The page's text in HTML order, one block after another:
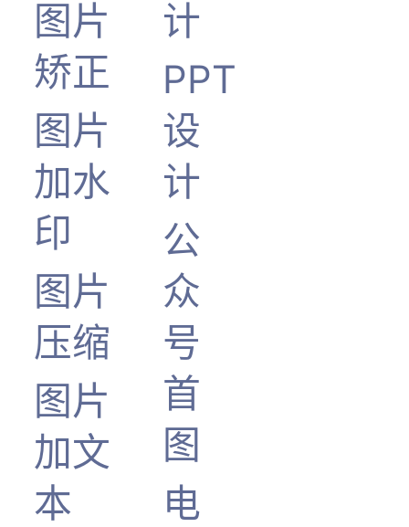
图片
矫正
图片
加水
印
图片
压缩
图片
加文
本
计
PPT
设
计
公
众
号
首
图
电